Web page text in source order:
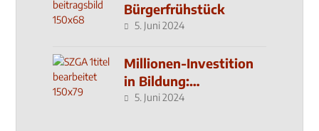
Bürgerfrühstück
5. Juni 2024
Millionen-Investition
in Bildung:
Schulzentrum-Neubau
5. Juni 2024